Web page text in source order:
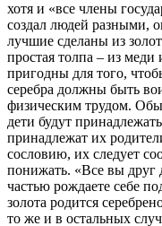
хотя и «все члены
создал людей разными,
лучшие сделаны из
простая толпа – из меди
пригодны для того,
серебра должны быть
физическим трудом.
дети будут
принадлежат их
сословию, их следует
понижать. «Все вы друг
частью рождаете себе
золота родится
то же и в остальных